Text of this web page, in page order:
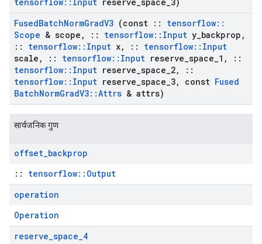
FusedBatchNormGradV3 (const :: tensorflow::
Scope & scope , :: tensorflow:: Input y backprop ,
::
tensorflow:: Input x, :: tensorflow:: Input
scale , :: tensorflow:: Input reserve space 1 ,
::
tensorflow:: Input reserve space 2,
::
tensorflow:: Input reserve space 3, const Fused
BatchNormGradV3::Attrs & attrs)
सार्वजनिक गुण
offset_backprop
:: tensorflow::Output
operation
Operation
reserve_space_4